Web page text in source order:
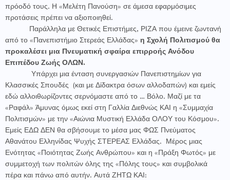
πρόοδό τους. Η «Μελέτη Πανούση» σε άμεσα εφαρμόσιμες
προτάσεις πρέπει να αξιοποιηθεί.
Παράλληλα με Θετικές Επιστήμες, ΡΙΖΑ που έμεινε ζωντανή
από το «Πανεπιστήμιο Στερεάς Ελλάδας» η Σχολή Πολιτισμού θα
προκαλέσει μια Πνευματική σφαίρα επιρροής Ανόδου
Επιπέδου Ζωής ΟΛΩΝ.
Υπάρχει μια ένταση συνεργασιών Πανεπιστημίων για
Κλασσικές Σπουδές
(και με Δίδακτρα όσων αλλοδαπών) και εμείς
εδώ αλλοιθωρίζοντες σερνόμαστε από το … Βόλο. Μαζί με τα
«Ραφάλ» Άμυνας όμως εκεί στη Γαλλία Διεθνώς ΚΑΙ η «Συμμαχία
Πολιτισμών» με την «Αιώνια Μυστική Ελλάδα ΟΛΟΥ του Κόσμου».
Εμείς ΕΔΩ ΔΕΝ θα σβήσουμε το μέσα μας ΦΩΣ Πνεύματος
Αθανάτου Ελληνίδας Ψυχής ΣΤΕΡΕΑΣ Ελλάδας.
Μέρος μιας
Ενότητας «Ποιότητας Ζωής Ανθρώπου» και η «Πράξη Φωτός» με
συμμετοχή των πολιτών όλης της «Πόλης τους» και συμβολικά
πέρα και πάνω από αυτήν. Αυτά ΖΗΤΩ ΚΑΙ: